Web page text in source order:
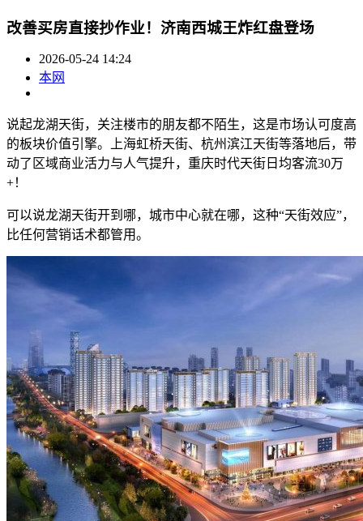
改善买房直接抄作业！济南西城王炸红盘登场
2026-05-24 14:24
本网
说起龙湖天街，关注楼市的朋友都不陌生，这是市场认可度高
的板块价值引擎。上海虹桥天街、杭州滨江天街等落地后，带
动了区域商业活力与人气提升，重庆时代天街日均客流30万
+！
可以说龙湖天街开到哪，城市中心就在哪，这种“天街效应”，
比任何营销话术都管用。